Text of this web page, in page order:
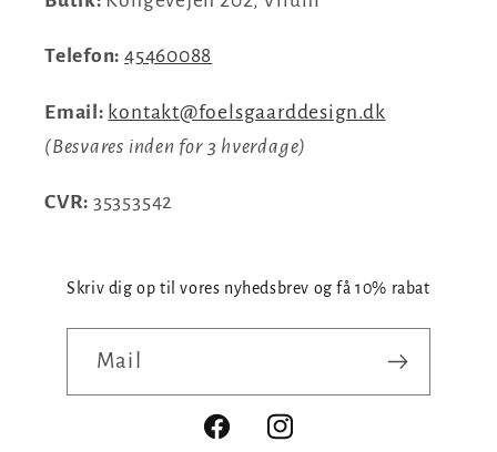
Telefon:45460088
Email: kontakt@foelsgaarddesign.dk
(Besvares inden for 3 hverdage)
CVR: 35353542
Skriv dig op til vores nyhedsbrev og få 10% rabat
Mail
FacebookInstagram